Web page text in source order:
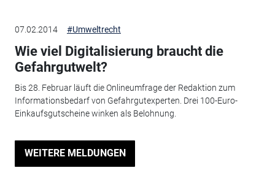
07.02.2014 #Umweltrecht
Wie viel Digitalisierung braucht die
Gefahrgutwelt?
Bis 28. Februar läuft die Onlineumfrage der Redaktion zum
Informationsbedarf von Gefahrgutexperten. Drei 100-Euro-
Einkaufsgutscheine winken als Belohnung.
WEITERE MELDUNGEN